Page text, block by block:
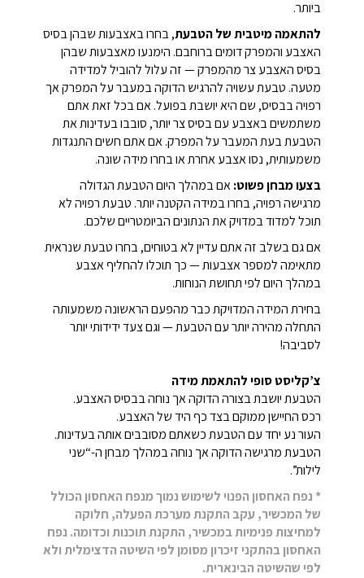
ביותר.
להתאמה מיטבית של הטבעת, בחרו באצבעות שבהן בסיס
האצבע והמפרק דומים ברוחבם. הימנעו מאצבעות שבהן
בסיס האצבע צר מהמפרק — זה עלול להוביל למדידה
מטעה. טבעת עשויה להרגיש הדוקה במעבר על המפרק אך
רפויה בבסיס, שם היא יושבת בפועל. אם בכל זאת אתם
משתמשים באצבע עם בסיס צר יותר, סובבו בעדינות את
הטבעת בעת המעבר על המפרק. אם אתם חשים התנגדות
משמעותית, נסו אצבע אחרת או בחרו מידה שונה.
בצעו מבחן פשוט:אם במהלך היום הטבעת הגדולה
מרגישה רפויה, בחרו במידה הקטנה יותר. טבעת רפויה לא
תוכל למדוד במדויק את הנתונים הביומטריים שלכם.
אם גם בשלב זה אתם עדיין לא בטוחים, בחרו טבעת שנראית
מתאימה למספר אצבעות — כך תוכלו להחליף אצבע
במהלך היום לפי תחושת הנוחות.
בחירת המידה המדויקת כבר מהפעם הראשונה משמעותה
התחלה מהירה יותר עם הטבעת — וגם צעד ידידותי יותר
לסביבה!
צ’קליסט סופי להתאמת מידה
הטבעת יושבת בצורה הדוקה אך נוחה בבסיס האצבע.
רכס החיישן ממוקם בצד כף היד של האצבע.
העור נע יחד עם הטבעת כשאתם מסובבים אותה בעדינות.
הטבעת מרגישה הדוקה אך נוחה במהלך מבחן ה-“שני
לילות”.
* נפח האחסון הפנוי לשימוש נמוך מנפח האחסון הכולל
של המכשיר, עקב התקנת מערכת הפעלה, חלוקה
למחיצות פנימיות במכשיר, התקנת תוכנות וכדומה. נפח
האחסון בהתקני זיכרון מסומן לפי השיטה הדצימלית ולא
לפי שהשיטה הבינארית.